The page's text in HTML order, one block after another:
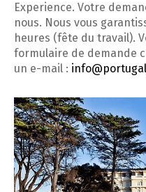
Experience. Votre
nous. Nous vous
heures (fête du travail).
formulaire de demande
un e-mail :